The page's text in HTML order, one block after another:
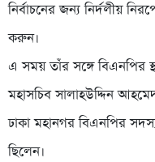
নির্বাচনের জন্য নির্দলীয়
করুন।
এ সময় তাঁর সঙ্গে বিএনপির
মহাসচিব সালাহউদ্দিন
ঢাকা মহানগর বিএনপির
ছিলেন।